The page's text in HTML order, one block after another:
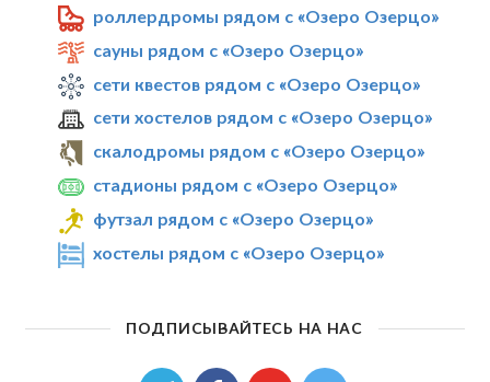
роллердромы рядом с «Озеро Озерцо»
сауны рядом с «Озеро Озерцо»
сети квестов рядом с «Озеро Озерцо»
сети хостелов рядом с «Озеро Озерцо»
скалодромы рядом с «Озеро Озерцо»
стадионы рядом с «Озеро Озерцо»
футзал рядом с «Озеро Озерцо»
хостелы рядом с «Озеро Озерцо»
ПОДПИСЫВАЙТЕСЬ НА НАС